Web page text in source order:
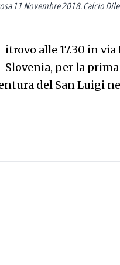
11 Novembre 2018. Calcio
itrovo alle 17.30 in
Slovenia, per la
del San Luigi